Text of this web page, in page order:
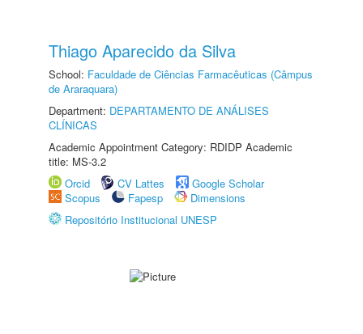
Thiago Aparecido da Silva
School: Faculdade de Ciências Farmacêuticas (Câmpus
de Araraquara)
Department: DEPARTAMENTO DE ANÁLISES
CLÍNICAS
Academic Appointment Category: RDIDP Academic
title: MS-3.2
Orcid
CV Lattes
Google Scholar
Scopus
Fapesp
Dimensions
Repositório Institucional UNESP